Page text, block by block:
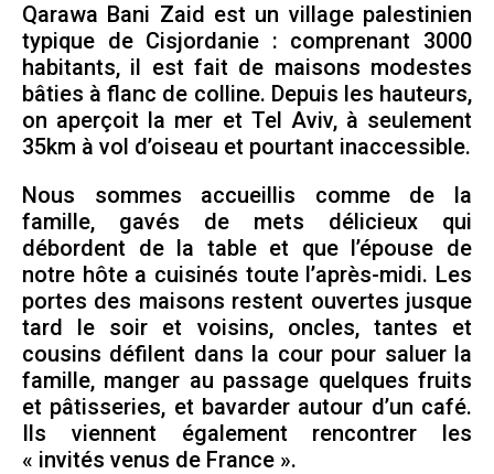
Qarawa Bani Zaid est un village palestinien
typique de Cisjordanie : comprenant 3000
habitants, il est fait de maisons modestes
bâties à flanc de colline. Depuis les hauteurs,
on aperçoit la mer et Tel Aviv, à seulement
35km à vol d’oiseau et pourtant inaccessible.
Nous sommes accueillis comme de la
famille, gavés de mets délicieux qui
débordent de la table et que l’épouse de
notre hôte a cuisinés toute l’après-midi. Les
portes des maisons restent ouvertes jusque
tard le soir et voisins, oncles, tantes et
cousins défilent dans la cour pour saluer la
famille, manger au passage quelques fruits
et pâtisseries, et bavarder autour d’un café.
Ils viennent également rencontrer les
« invités venus de France ».